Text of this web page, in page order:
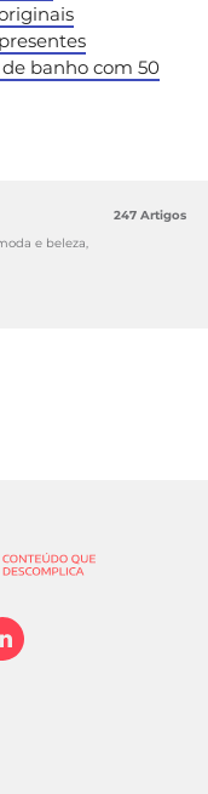
banho com 50
e beleza,
247 Artigos